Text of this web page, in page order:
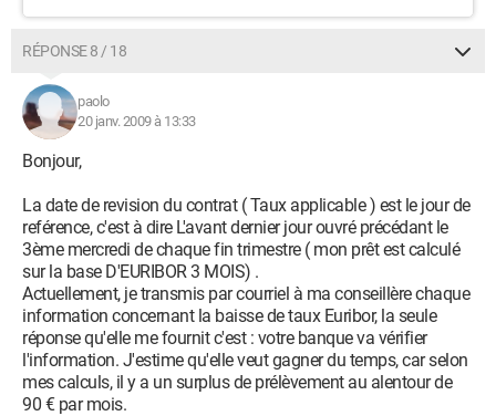
RÉPONSE 8 / 18
paolo
20 janv. 2009 à 13:33
Bonjour,
La date de revision du contrat ( Taux applicable ) est le jour de
reférence, c'est à dire L'avant dernier jour ouvré précédant le
3ème mercredi de chaque fin trimestre ( mon prêt est calculé
sur la base D'EURIBOR 3 MOIS) .
Actuellement, je transmis par courriel à ma conseillère chaque
information concernant la baisse de taux Euribor, la seule
réponse qu'elle me fournit c'est : votre banque va vérifier
l'information. J'estime qu'elle veut gagner du temps, car selon
mes calculs, il y a un surplus de prélèvement au alentour de
90 € par mois.